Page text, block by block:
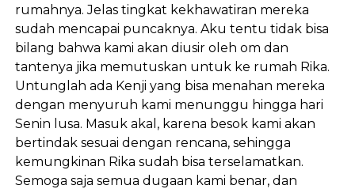
rumahnya. Jelas tingkat kekhawatiran mereka
sudah mencapai puncaknya. Aku tentu tidak bisa
bilang bahwa kami akan diusir oleh om dan
tantenya jika memutuskan untuk ke rumah Rika.
Untunglah ada Kenji yang bisa menahan mereka
dengan menyuruh kami menunggu hingga hari
Senin lusa. Masuk akal, karena besok kami akan
bertindak sesuai dengan rencana, sehingga
kemungkinan Rika sudah bisa terselamatkan.
Semoga saja semua dugaan kami benar, dan